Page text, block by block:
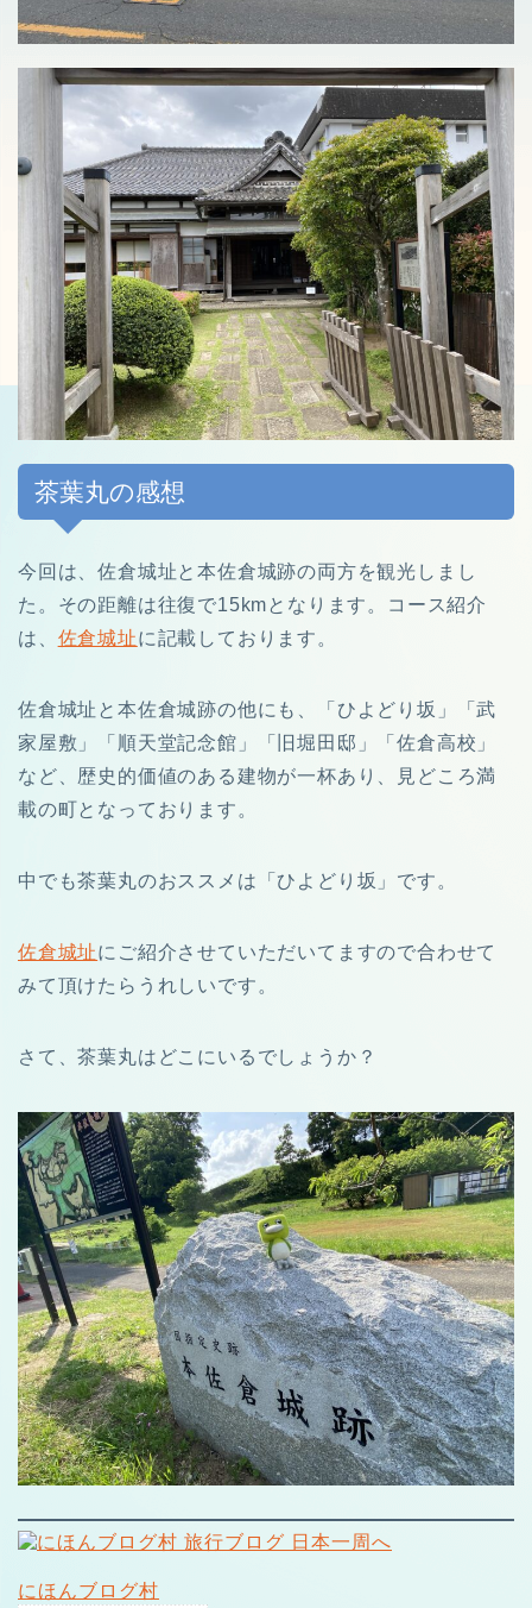
茶葉丸の感想
今回は、佐倉城址と本佐倉城跡の両方を観光しまし
た。その距離は往復で15kmとなります。コース紹介
は、 佐倉城址に記載しております。
佐倉城址と本佐倉城跡の他にも、「ひよどり坂」「武
家屋敷」「順天堂記念館」「旧堀田邸」「佐倉高校」
など、歴史的価値のある建物が一杯あり、見どころ満
載の町となっております。
中でも茶葉丸のおススメは「 ひよどり坂 」です。
佐倉城址にご紹介させていただいてますので合わせて
みて頂けたらうれしいです。
さて、茶葉丸はどこにいるでしょうか？
にほんブログ村